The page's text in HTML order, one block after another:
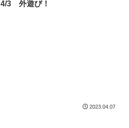
4/3 外遊び！
2023.04.07